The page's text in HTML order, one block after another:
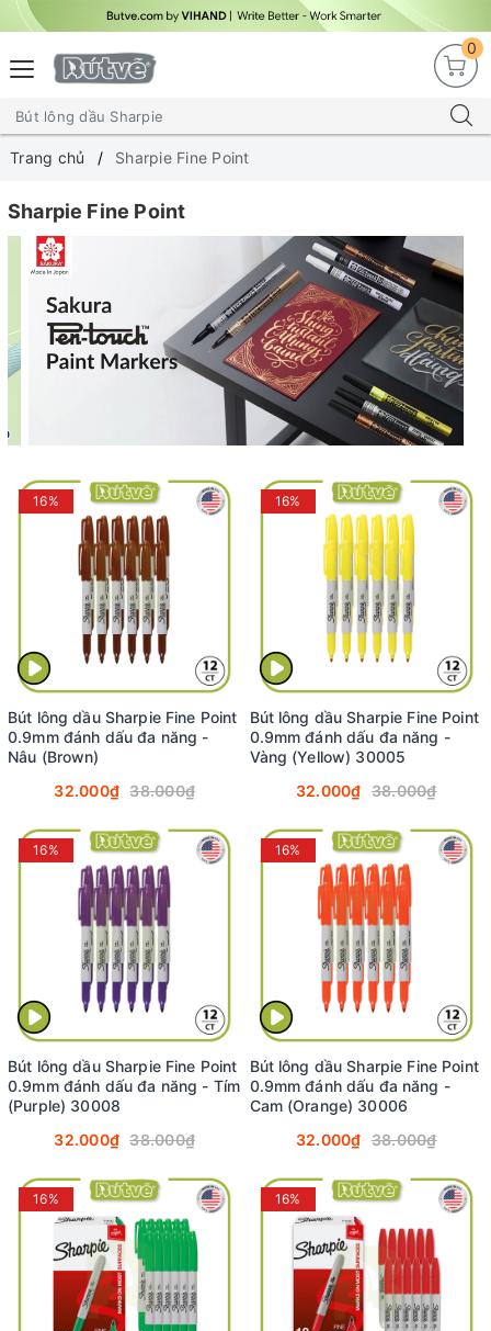
0
Trang chủ Sharpie Fine Point
Sharpie Fine Point
16%
Bút lông dầu Sharpie Fine Point
0.9mm đánh dấu đa năng -
Nâu (Brown)
32.000₫ 38.000₫
16%
Bút lông dầu Sharpie Fine Point
0.9mm đánh dấu đa năng -
Vàng (Yellow) 30005
32.000₫ 38.000₫
16%
Bút lông dầu Sharpie Fine Point
0.9mm đánh dấu đa năng - Tím
(Purple) 30008
32.000₫ 38.000₫
16%
Bút lông dầu Sharpie Fine Point
0.9mm đánh dấu đa năng -
Cam (Orange) 30006
32.000₫ 38.000₫
16% 16%